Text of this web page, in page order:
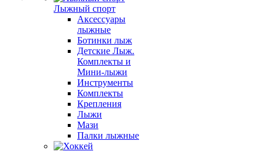
Лыжный спорт
Аксессуары
лыжные
Ботинки лыж
Детские Лыж.
Комплекты и
Мини-лыжи
Инструменты
Комплекты
Крепления
Лыжи
Мази
Палки лыжные